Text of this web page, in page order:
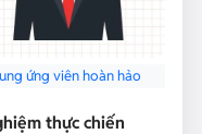
ứng viên hoàn hảo
thực chiến